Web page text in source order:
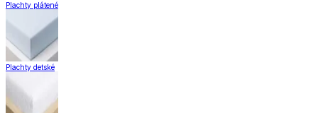
Plachty plátené
Plachty detské